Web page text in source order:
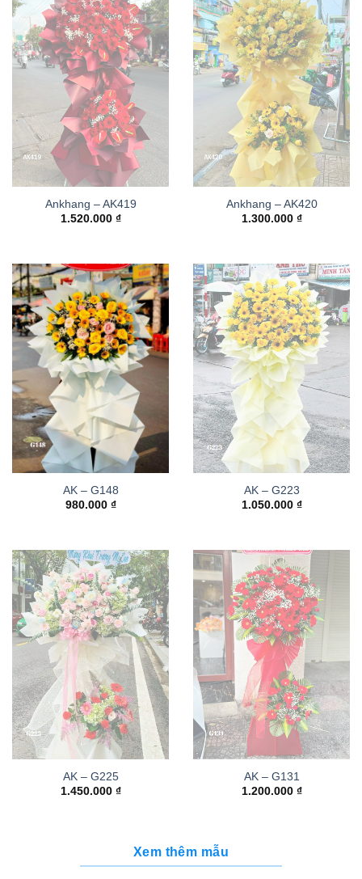
Ankhang – AK419
1.520.000 ₫
Ankhang – AK420
1.300.000 ₫
AK – G148
980.000 ₫
AK – G223
1.050.000 ₫
AK – G225
1.450.000 ₫
AK – G131
1.200.000 ₫
Xem thêm mẫu